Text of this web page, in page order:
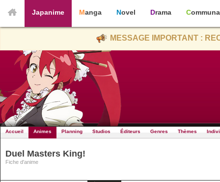
Japanime Manga Novel Drama
MESSAGE IMPORTANT :
Accueil Animes Planning Studios Éditeurs Genres Thèmes
Duel Masters King!
Fiche d'anime